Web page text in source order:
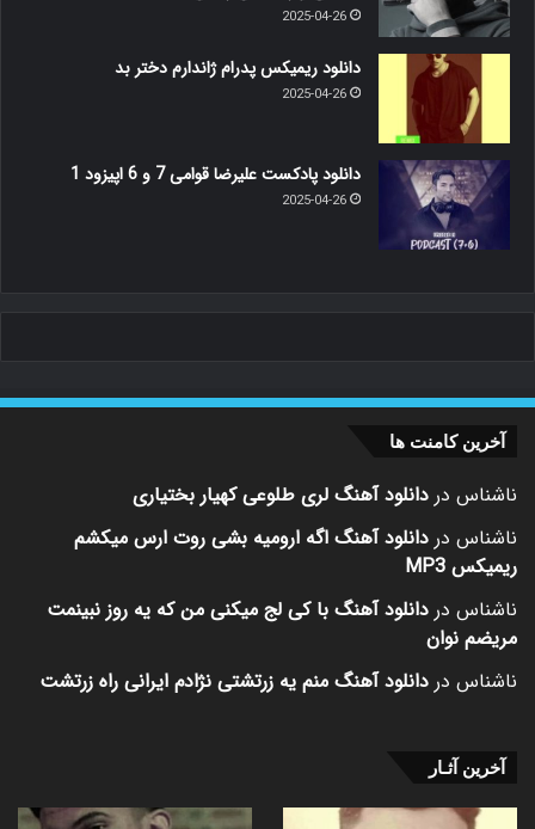
2025-04-26
دانلود ریمیکس پدرام ژاندارم دختر بد
2025-04-26
دانلود پادکست علیرضا قوامی 7 و 6 اپیزود 1
2025-04-26
آخرین کامنت ها
ناشناس در دانلود آهنگ لری طلوعی کهیار بختیاری
ناشناس در دانلود آهنگ اگه ارومیه بشی روت ارس میکشم
ریمیکس MP3
ناشناس در دانلود آهنگ با کی لج میکنی من که یه روز نبینمت
مریضم نوان
ناشناس در دانلود آهنگ منم یه زرتشتی نژادم ایرانی راه زرتشت
آخرین آثـار